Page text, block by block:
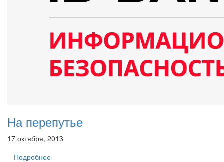
На перепутье
17 октября, 2013
Подробнее